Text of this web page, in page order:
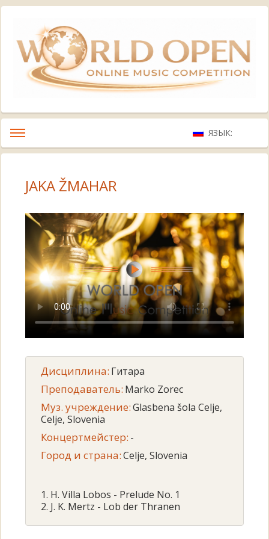
ЯЗЫК:
JAKA ŽMAHAR
Дисциплина: Гитара
Преподаватель: Marko Zorec
Муз. учреждение:Glasbena šola Celje,
Celje, Slovenia
Концертмейстер: -
Город и страна:Celje, Slovenia
1. H. Villa Lobos - Prelude No. 1
2. J. K. Mertz - Lob der Thranen